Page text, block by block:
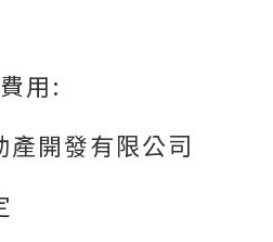
用:
開發有限公司